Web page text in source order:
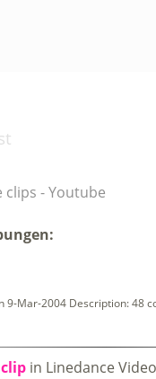
clips - Youtube
9-Mar-2004 Description: 48
clip in Linedance